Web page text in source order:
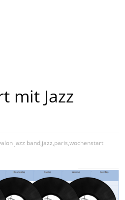
mit Jazz
jazz band,jazz,paris,wochenstart